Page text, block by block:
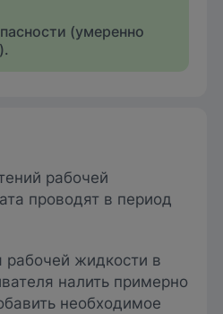
(умеренно
рабочей
проводят в период
рабочей жидкости в
налить примерно
необходимое